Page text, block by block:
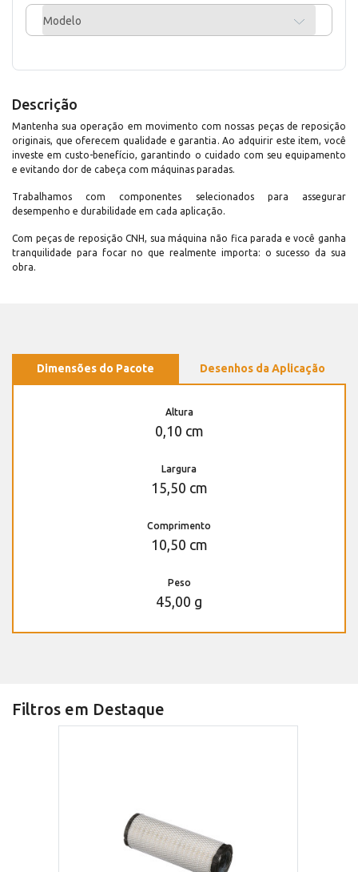
Modelo
Descrição
Mantenha sua operação em movimento com nossas peças de reposição
originais, que oferecem qualidade e garantia. Ao adquirir este item, você
investe em custo-benefício, garantindo o cuidado com seu equipamento
e evitando dor de cabeça com máquinas paradas.
Trabalhamos com componentes selecionados para assegurar
desempenho e durabilidade em cada aplicação.
Com peças de reposição CNH, sua máquina não fica parada e você ganha
tranquilidade para focar no que realmente importa: o sucesso da sua
obra.
Dimensões do Pacote Desenhos da Aplicação
Altura
0,10 cm
Largura
15,50 cm
Comprimento
10,50 cm
Peso
45,00 g
Filtros em Destaque